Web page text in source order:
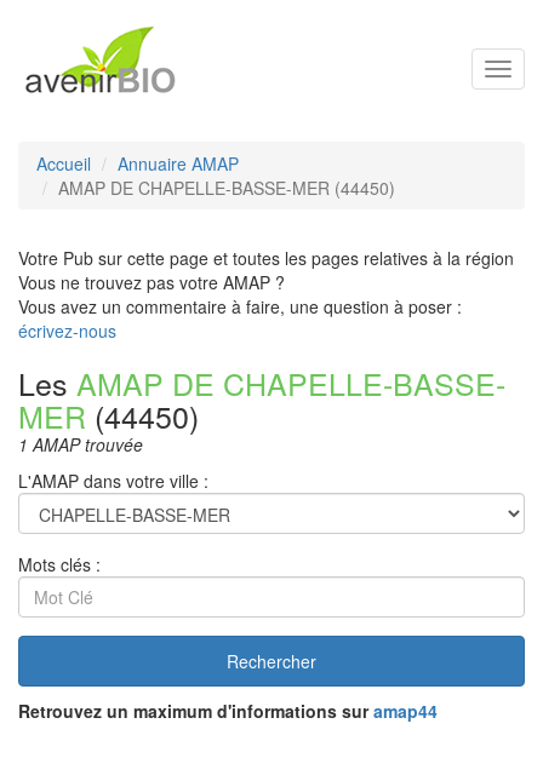
Accueil
Annuaire AMAP
AMAP DE CHAPELLE-BASSE-MER (44450)
Votre Pub sur cette page et toutes les pages relatives à la région
Vous ne trouvez pas votre AMAP ?
Vous avez un commentaire à faire, une question à poser :
écrivez-nous
Les AMAP DE CHAPELLE-BASSE-
MER (44450)
1 AMAP trouvée
L'AMAP dans votre ville :
Mots clés :
Rechercher
Retrouvez un maximum d'informations suramap44